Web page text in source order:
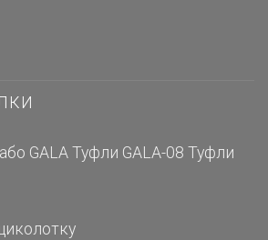
GALAТуфли GALA-08 Туфли